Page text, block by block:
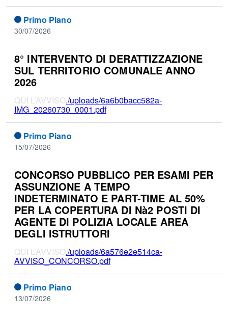
Primo Piano
30/07/2026
8° INTERVENTO DI DERATTIZZAZIONE
SUL TERRITORIO COMUNALE ANNO
2026
QUI L’AVVISO./uploads/6a6b0bacc582a-
IMG_20260730_0001.pdf
Primo Piano
15/07/2026
CONCORSO PUBBLICO PER ESAMI PER
ASSUNZIONE A TEMPO
INDETERMINATO E PART-TIME AL 50%
PER LA COPERTURA DI Nà2 POSTI DI
AGENTE DI POLIZIA LOCALE AREA
DEGLI ISTRUTTORI
QUI L’AVVISO./uploads/6a576e2e514ca-
AVVISO_CONCORSO.pdf
Primo Piano
13/07/2026